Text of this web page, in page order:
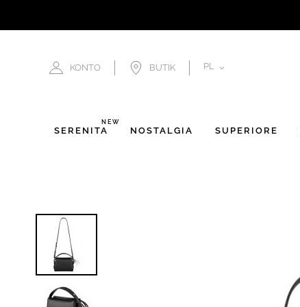
KONTO BUTIK JĘZYK
PL
SERENITÀ
NEW
NOSTALGIA SUPERIORE
Przejdź
koniec
galerii